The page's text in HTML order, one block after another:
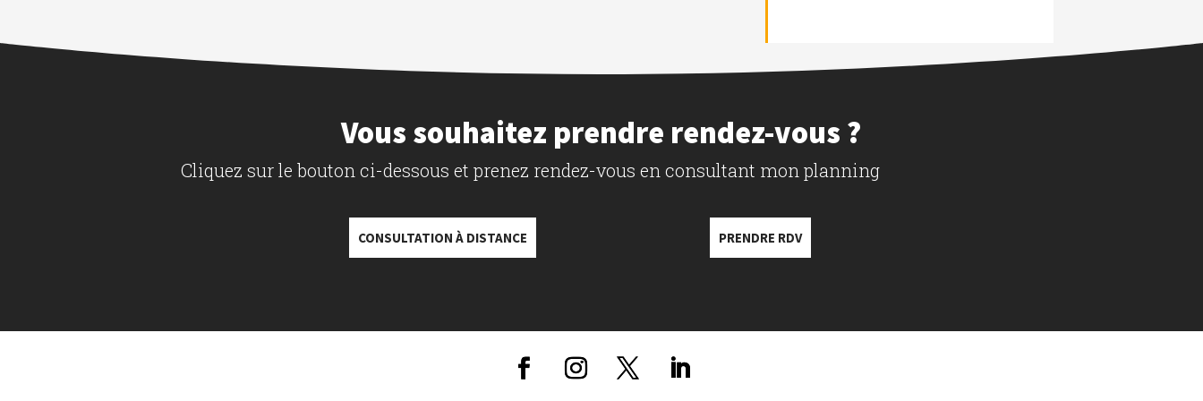
Vous souhaitez prendre rendez-vous ?
Cliquez sur le bouton ci-dessous et prenez rendez-vous en consultant mon planning
CONSULTATION À DISTANCE PRENDRE RDV